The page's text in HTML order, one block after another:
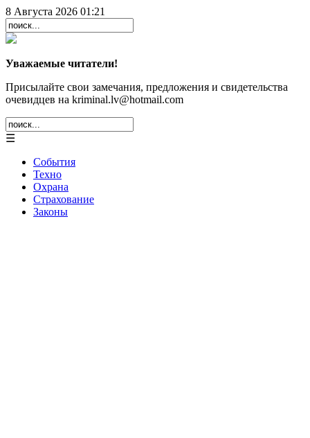
8 Августа 2026 01:21
Уважаемые читатели!
Присылайте свои замечания, предложения и свидетельства
очевидцев на kriminal.lv@hotmail.com
☰
События
Техно
Охрана
Страхование
Законы